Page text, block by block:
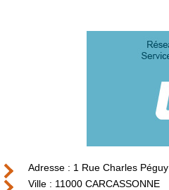
Adresse : 1 Rue Charles Péguy
Ville : 11000 CARCASSONNE